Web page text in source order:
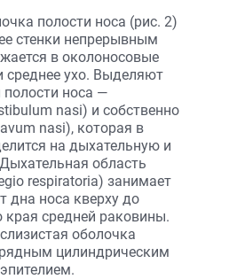
полости носа (рис. 2)
стенки непрерывным
в околоносовые
среднее ухо. Выделяют
полости носа —
nasi) и собственно
nasi), которая в
на дыхательную и
область
respiratoria) занимает
дна носа кверху до
края средней раковины.
оболочка
цилиндрическим